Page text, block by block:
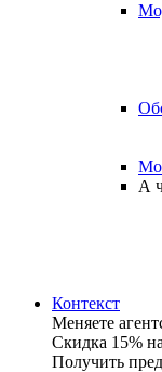
А
Контекст
Меняете
Скидка 15%
Получить